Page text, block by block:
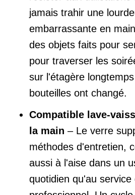
jamais trahir une
embarrassante en
des objets faits pour
pour traverser les
sur l'étagère
bouteilles ont changé.
Compatible lave-
la main – Le verre
méthodes d'entretien,
aussi à l'aise dans un
quotidien qu'au